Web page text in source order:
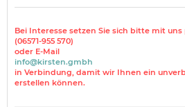
Bei Interesse setzen Sie sich bitte mit uns
(06571-955 570)
oder E-Mail
info@kirsten.gmbh
in Verbindung, damit wir Ihnen ein
erstellen können.